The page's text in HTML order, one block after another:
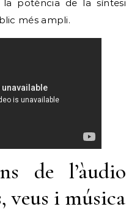
potència de la síntesi
més ampli.
de l’àudio
veus i música